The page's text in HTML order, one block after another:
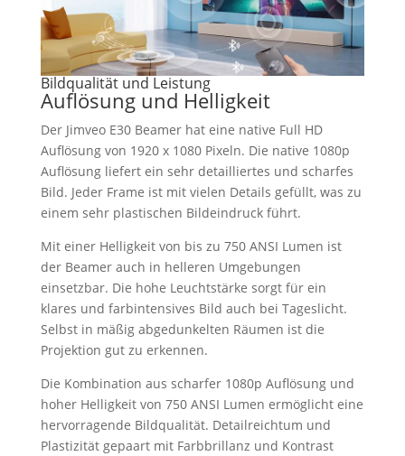
Bildqualität und Leistung
Auflösung und Helligkeit
Der Jimveo E30 Beamer hat eine native Full HD
Auflösung von 1920 x 1080 Pixeln. Die native 1080p
Auflösung liefert ein sehr detailliertes und scharfes
Bild. Jeder Frame ist mit vielen Details gefüllt, was zu
einem sehr plastischen Bildeindruck führt.
Mit einer Helligkeit von bis zu 750 ANSI Lumen ist
der Beamer auch in helleren Umgebungen
einsetzbar. Die hohe Leuchtstärke sorgt für ein
klares und farbintensives Bild auch bei Tageslicht.
Selbst in mäßig abgedunkelten Räumen ist die
Projektion gut zu erkennen.
Die Kombination aus scharfer 1080p Auflösung und
hoher Helligkeit von 750 ANSI Lumen ermöglicht eine
hervorragende Bildqualität. Detailreichtum und
Plastizität gepaart mit Farbbrillanz und Kontrast